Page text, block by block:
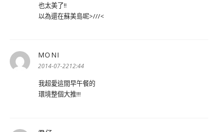
也太美了!!
以為還在蘇美島呢>///<
MONI
示:
2014-07-2212:44
我超愛這間早午餐的
環境整個大推!!!